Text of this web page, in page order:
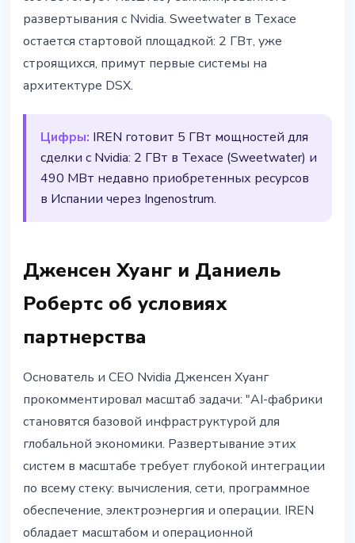
развертывания с Nvidia. Sweetwater в Техасе
остается стартовой площадкой: 2 ГВт, уже
строящихся, примут первые системы на
архитектуре DSX.
Цифры: IREN готовит 5 ГВт мощностей для
сделки с Nvidia: 2 ГВт в Техасе (Sweetwater) и
490 МВт недавно приобретенных ресурсов
в Испании через Ingenostrum.
Дженсен Хуанг и Даниель
Робертс об условиях
партнерства
Основатель и CEO Nvidia Дженсен Хуанг
прокомментировал масштаб задачи: "AI-фабрики
становятся базовой инфраструктурой для
глобальной экономики. Развертывание этих
систем в масштабе требует глубокой интеграции
по всему стеку: вычисления, сети, программное
обеспечение, электроэнергия и операции. IREN
обладает масштабом и операционной